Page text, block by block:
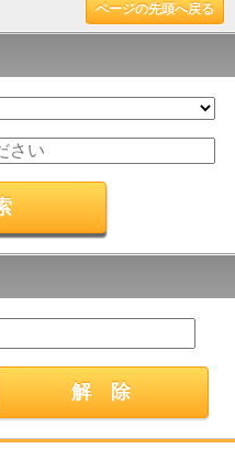
ページの先頭へ戻る